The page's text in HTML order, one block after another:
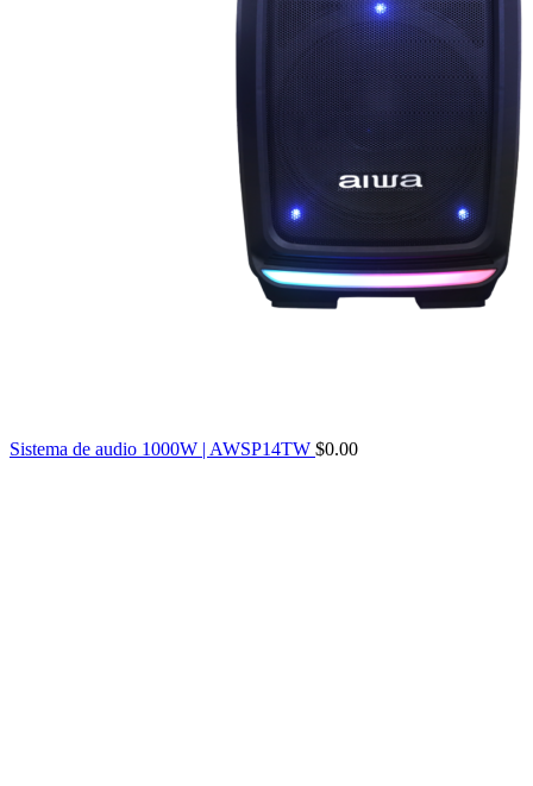
Sistema de audio 1000W | AWSP14TW $0.00